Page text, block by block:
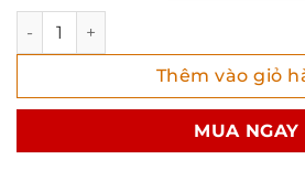
1.250.000 ₫
đến
1.950.000 ₫
Tranh hươu phong cảnh nghệ thuật
Thêm vào giỏ
MUA NGAY